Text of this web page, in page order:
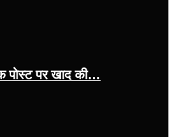
पोस्ट पर खाद की…